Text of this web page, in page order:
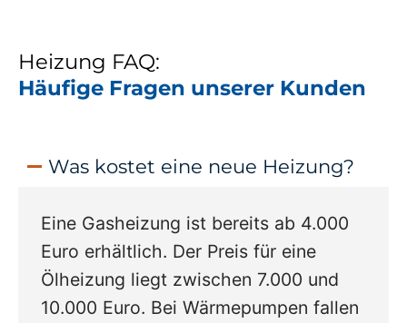
Heizung FAQ:
Häufige Fragen unserer Kunden
Was kostet eine neue Heizung?
Eine Gasheizung ist bereits ab 4.000
Euro erhältlich. Der Preis für eine
Ölheizung liegt zwischen 7.000 und
10.000 Euro. Bei Wärmepumpen fallen